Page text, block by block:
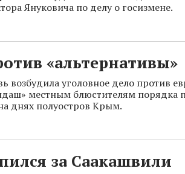
Януковича по делу о госизмене.
«альтернативы»
возбудила уголовное дело против
местным блюстителям порядка
днях полуостров Крым.
за Саакашвили